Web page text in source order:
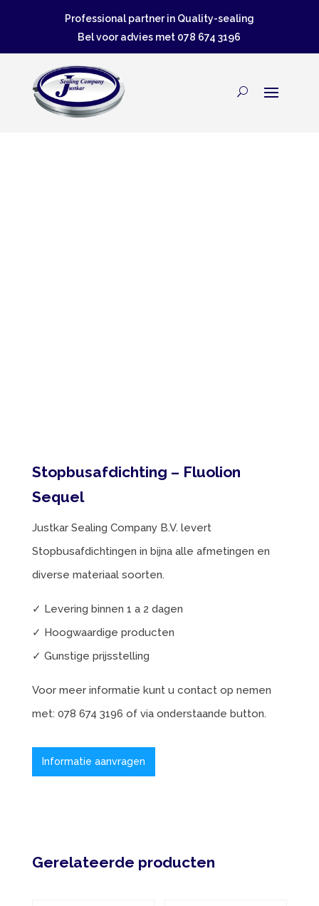
Professional partner in Quality-sealing
Bel voor advies met 078 674 3196
Stopbusafdichting – Fluolion
Sequel
Justkar Sealing Company B.V. levert
Stopbusafdichtingen in bijna alle afmetingen en
diverse materiaal soorten.
✓ Levering binnen 1 a 2 dagen
✓ Hoogwaardige producten
✓ Gunstige prijsstelling
Voor meer informatie kunt u contact op nemen
met: 078 674 3196 of via onderstaande button.
Informatie aanvragen
Gerelateerde producten